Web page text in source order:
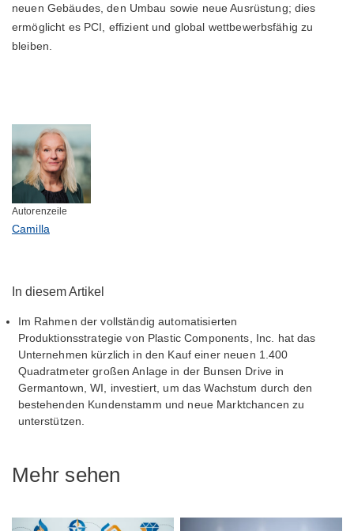
neuen Gebäudes, den Umbau sowie neue Ausrüstung; dies
ermöglicht es PCI, effizient und global wettbewerbsfähig zu
bleiben.
Autorenzeile
Camilla
In diesem Artikel
Im Rahmen der vollständig automatisierten
Produktionsstrategie von Plastic Components, Inc. hat das
Unternehmen kürzlich in den Kauf einer neuen 1.400
Quadratmeter großen Anlage in der Bunsen Drive in
Germantown, WI, investiert, um das Wachstum durch den
bestehenden Kundenstamm und neue Marktchancen zu
unterstützen.
Mehr sehen